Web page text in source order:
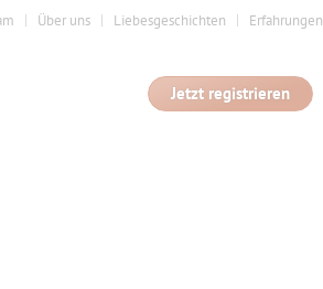
Über uns Liebesgeschichten Erfahrungen
Jetzt registrieren